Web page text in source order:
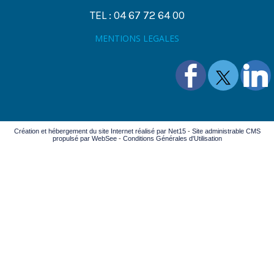
TEL : 04 67 72 64 00
MENTIONS LEGALES
Création et hébergement du site Internet réalisé par Net15- Site administrable CMS
propulsé par WebSee- Conditions Générales d'Utilisation